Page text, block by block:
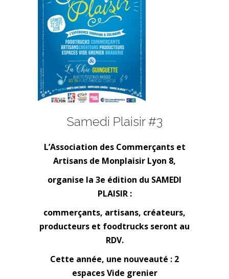
Samedi Plaisir #3
L’Association des Commerçants et
Artisans de Monplaisir Lyon 8,
organise la 3e édition du SAMEDI
PLAISIR :
commerçants, artisans, créateurs,
producteurs et foodtrucks seront au
RDV.
Cette année, une nouveauté : 2
espaces Vide grenier